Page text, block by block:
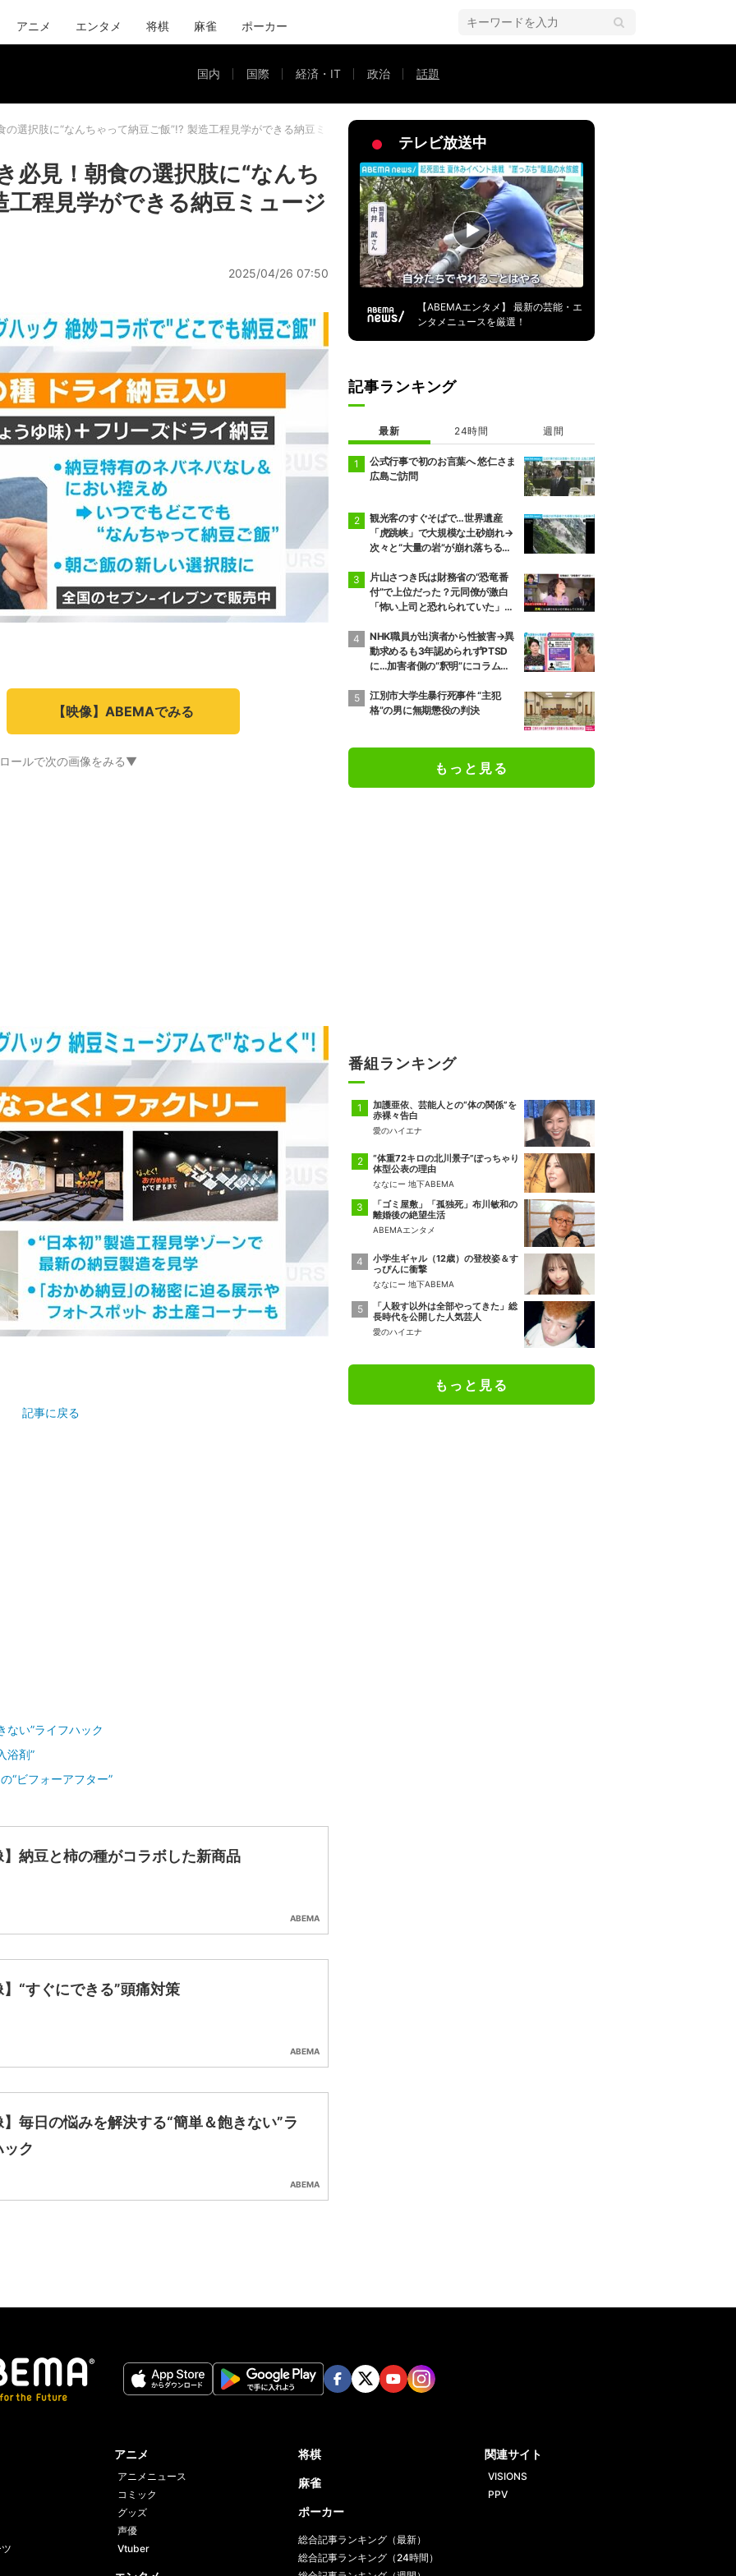
アニメ エンタメ 将棋 麻雀 ポーカー
国内 国際 経済・IT 政治 話題
の選択肢に“なんちゃって納豆ご飯”!? 製造工程見学ができる納豆ミュージアムもオープン
必見！朝食の選択肢に“なんち
工程見学ができる納豆ミュージ
2025/04/26 07:50
【映像】ABEMAでみる
ールで次の画像をみる▼
記事に戻る
ない”ライフハック
浴剤”
“ビフォーアフター”
】納豆と柿の種がコラボした新商品
ABEMA
“すぐにできる”頭痛対策
ABEMA
毎日の悩みを解決する“簡単＆飽きない”ラ
ク
ABEMA
テレビ放送中
【ABEMAエンタメ】 最新の芸能・エ
ンタメニュースを厳選！
記事ランキング
最新 24時間 週間
公式行事で初のお言葉へ 悠仁さま
広島ご訪問
観光客のすぐそばで…世界遺産
「虎跳峡」で大規模な土砂崩れ→
次々と“大量の岩”が崩れ落ちる瞬
片山さつき氏は財務省の“恐竜番
付”で上位だった？元同僚が激白
「怖い上司と恐れられていた」
NHK職員が出演者から性被害→異
動求めるも3年認められずPTSD
に…加害者側の“釈明”にコラムニ
織体制の問題点も指摘
江別市大学生暴行死事件 “主犯
格”の男に無期懲役の判決
もっと見る
番組ランキング
加護亜依、芸能人との“体の関係”を
赤裸々告白
愛のハイエナ
“体重72キロの北川景子”ぽっちゃり
体型公表の理由
ななにー 地下ABEMA
「ゴミ屋敷」「孤独死」布川敏和の
離婚後の絶望生活
ABEMAエンタメ
小学生ギャル（12歳）の登校姿＆す
っぴんに衝撃
ななにー 地下ABEMA
「人殺す以外は全部やってきた」総
長時代を公開した人気芸人
愛のハイエナ
もっと見る
アニメ
アニメニュース
コミック
グッズ
声優
Vtuber
将棋
麻雀
ポーカー
総合記事ランキング（最新）
総合記事ランキング（24時間）
関連サイト
VISIONS
PPV